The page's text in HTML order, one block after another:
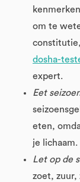
om te
dosha-
expert.
Eet
eten,
je lichaam.
Let op de
zoet, zuur,